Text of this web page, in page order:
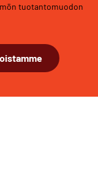
tuotantomuodon